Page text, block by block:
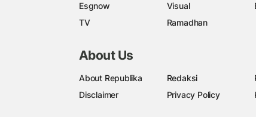
Esgnow
Visual
TV
Ramadhan
About Us
About Republika Redaksi
Disclaimer
Privacy Policy